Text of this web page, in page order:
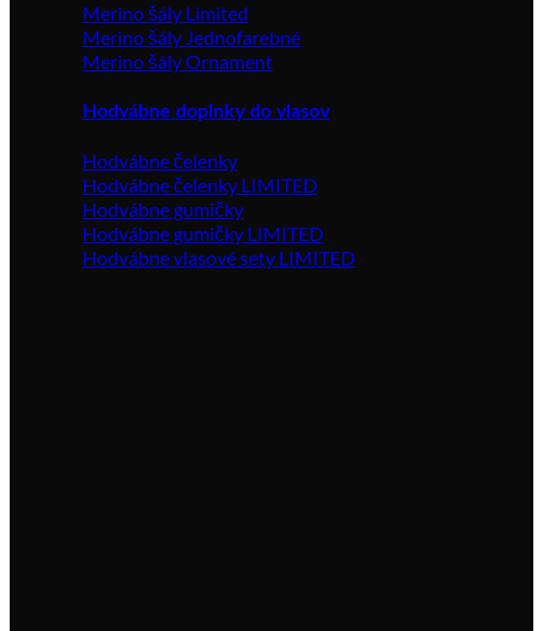
Merino šály Limited
Merino šály Jednofarebné
Merino šály Ornament
Hodvábne doplnky do vlasov
Hodvábne čelenky
Hodvábne čelenky LIMITED
Hodvábne gumičky
Hodvábne gumičky LIMITED
Hodvábne vlasové sety LIMITED